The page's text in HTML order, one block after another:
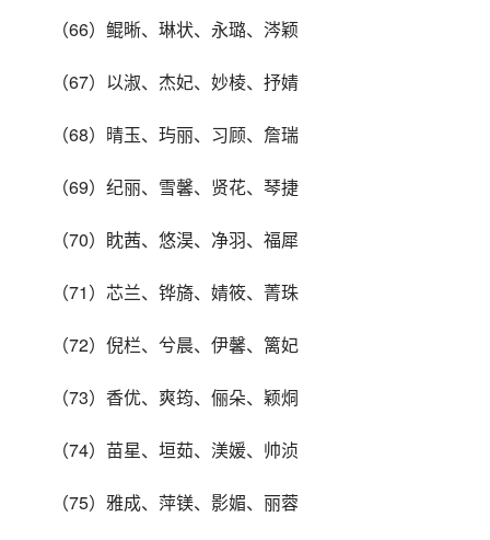
（66）鲲晰、琳状、永璐、涔颖
（67）以淑、杰妃、妙棱、抒婧
（68）晴玉、玙丽、习顾、詹瑞
（69）纪丽、雪馨、贤花、琴捷
（70）眈茜、悠淏、净羽、福犀
（71）芯兰、铧旖、婧筱、菁珠
（72）倪栏、兮晨、伊馨、篱妃
（73）香优、爽筠、俪朵、颖烔
（74）苗星、垣茹、渼媛、帅浈
（75）雅成、萍镁、影媚、丽蓉